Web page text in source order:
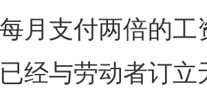
月支付两倍的
经与劳动者订